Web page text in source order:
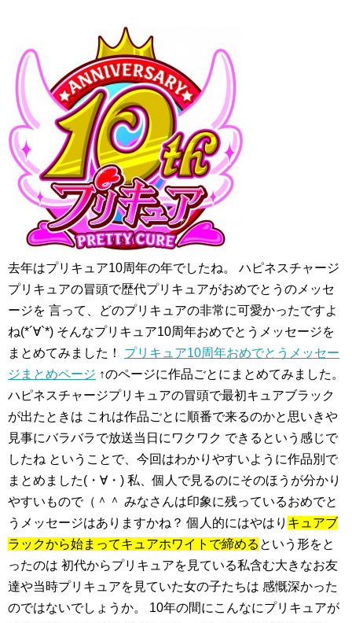
去年はプリキュア10周年の年でしたね。 ハピネスチャージ
プリキュアの冒頭で歴代プリキュアがおめでとうのメッセ
ージを 言って、どのプリキュアの非常に可愛かったですよ
ね(*´∀`*) そんなプリキュア10周年おめでとうメッセージを
まとめてみました！ プリキュア10周年おめでとうメッセー
ジまとめページ ↑のページに作品ごとにまとめてみました。
ハピネスチャージプリキュアの冒頭で最初キュアブラック
が出たときは これは作品ごとに順番で来るのかと思いきや
見事にバラバラで放送当日にワクワク できるという感じで
したね ということで、今回はわかりやすいように作品別で
まとめました(・∀・) 私、個人で見るのにそのほうが分かり
やすいもので（＾＾ みなさんは印象に残っているおめでと
うメッセージはありますかね？ 個人的にはやはり キュアブ
ラックから始まってキュアホワイトで締める という形をと
ったのは 初代からプリキュアを見ている私含む大きなお友
達や当時プリキュアを見ていた女の子たちは 感慨深かった
のではないでしょうか。 10年の間にこんなにプリキュアが